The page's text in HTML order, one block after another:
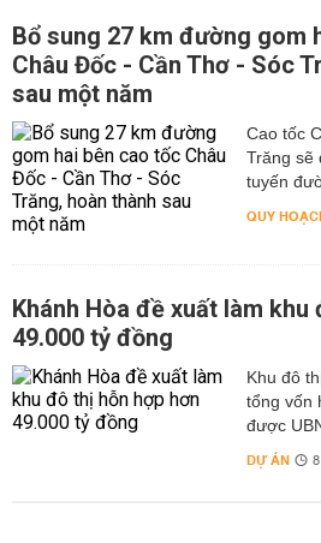
Bổ sung 27 km đường gom
Châu Đốc - Cần Thơ - Sóc
sau một năm
Cao tốc
Trăng sẽ
tuyến
QUY
Khánh Hòa đề xuất làm khu
49.000 tỷ đồng
Khu đô
tổng vốn
được
DỰ ÁN